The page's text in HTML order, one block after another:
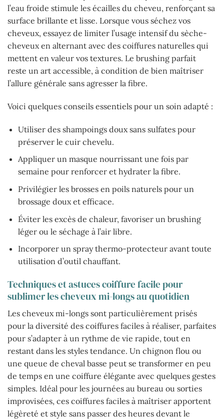
l’eau froide stimule les écailles du cheveu, renforçant sa
surface brillante et lisse. Lorsque vous séchez vos
cheveux, essayez de limiter l’usage intensif du sèche-
cheveux en alternant avec des coiffures naturelles qui
mettent en valeur vos textures. Le brushing parfait
reste un art accessible, à condition de bien maîtriser
l’allure générale sans agresser la fibre.
Voici quelques conseils essentiels pour un soin adapté :
Utiliser des shampoings doux sans sulfates pour
préserver le cuir chevelu.
Appliquer un masque nourrissant une fois par
semaine pour renforcer et hydrater la fibre.
Privilégier les brosses en poils naturels pour un
brossage doux et efficace.
Éviter les excès de chaleur, favoriser un brushing
léger ou le séchage à l’air libre.
Incorporer un spray thermo-protecteur avant toute
utilisation d’outil chauffant.
Techniques et astuces coiffure facile pour
sublimer les cheveux mi-longs au quotidien
Les cheveux mi-longs sont particulièrement prisés
pour la diversité des coiffures faciles à réaliser, parfaites
pour s’adapter à un rythme de vie rapide, tout en
restant dans les styles tendance. Un chignon flou ou
une queue de cheval basse peut se transformer en peu
de temps en une coiffure élégante avec quelques gestes
simples. Idéal pour les journées au bureau ou sorties
improvisées, ces coiffures faciles à maîtriser apportent
légèreté et style sans passer des heures devant le